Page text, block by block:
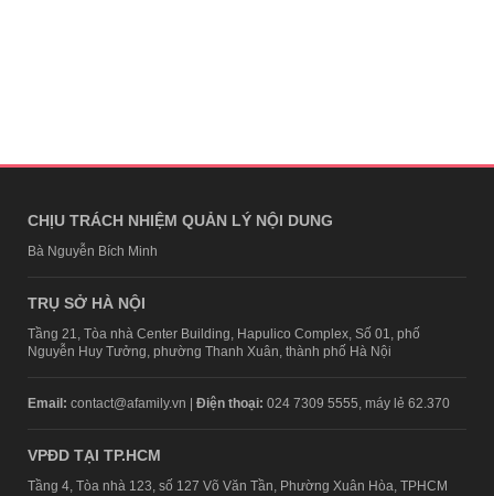
CHỊU TRÁCH NHIỆM QUẢN LÝ NỘI DUNG
Bà Nguyễn Bích Minh
TRỤ SỞ HÀ NỘI
Tầng 21, Tòa nhà Center Building, Hapulico Complex, Số 01, phố
Nguyễn Huy Tưởng, phường Thanh Xuân, thành phố Hà Nội
Email: contact@afamily.vn | Điện thoại: 024 7309 5555, máy lẻ 62.370
VPĐD TẠI TP.HCM
Tầng 4, Tòa nhà 123, số 127 Võ Văn Tần, Phường Xuân Hòa, TPHCM